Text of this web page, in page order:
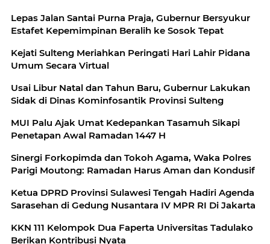
Lepas Jalan Santai Purna Praja, Gubernur Bersyukur
Estafet Kepemimpinan Beralih ke Sosok Tepat
Kejati Sulteng Meriahkan Peringati Hari Lahir Pidana
Umum Secara Virtual
Usai Libur Natal dan Tahun Baru, Gubernur Lakukan
Sidak di Dinas Kominfosantik Provinsi Sulteng
MUI Palu Ajak Umat Kedepankan Tasamuh Sikapi
Penetapan Awal Ramadan 1447 H
Sinergi Forkopimda dan Tokoh Agama, Waka Polres
Parigi Moutong: Ramadan Harus Aman dan Kondusif
Ketua DPRD Provinsi Sulawesi Tengah Hadiri Agenda
Sarasehan di Gedung Nusantara IV MPR RI Di Jakarta
KKN 111 Kelompok Dua Faperta Universitas Tadulako
Berikan Kontribusi Nyata